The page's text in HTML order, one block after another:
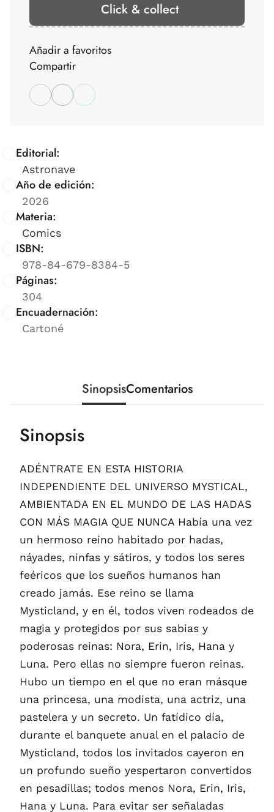
Editorial:
Astronave
Año de edición:
2026
Materia:
Comics
ISBN:
978-84-679-8384-5
Páginas:
304
Encuadernación:
Cartoné
Click & collect
Añadir a favoritos
Compartir
SinopsisComentarios
Sinopsis
ADÉNTRATE EN ESTA HISTORIA
INDEPENDIENTE DEL UNIVERSO MYSTICAL,
AMBIENTADA EN EL MUNDO DE LAS HADAS
CON MÁS MAGIA QUE NUNCA Había una vez
un hermoso reino habitado por hadas,
náyades, ninfas y sátiros, y todos los seres
feéricos que los sueños humanos han
creado jamás. Ese reino se llama
Mysticland, y en él, todos viven rodeados de
magia y protegidos por sus sabias y
poderosas reinas: Nora, Erin, Iris, Hana y
Luna. Pero ellas no siempre fueron reinas.
Hubo un tiempo en el que no eran másque
una princesa, una modista, una actriz, una
pastelera y un secreto. Un fatídico día,
durante el banquete anual en el palacio de
Mysticland, todos los invitados cayeron en
un profundo sueño yespertaron convertidos
en pesadillas; todos menos Nora, Erin, Iris,
Hana y Luna. Para evitar ser señaladas